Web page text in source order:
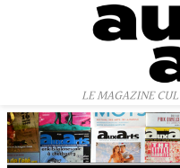
LE MAGAZINE
Panneau de gestion des